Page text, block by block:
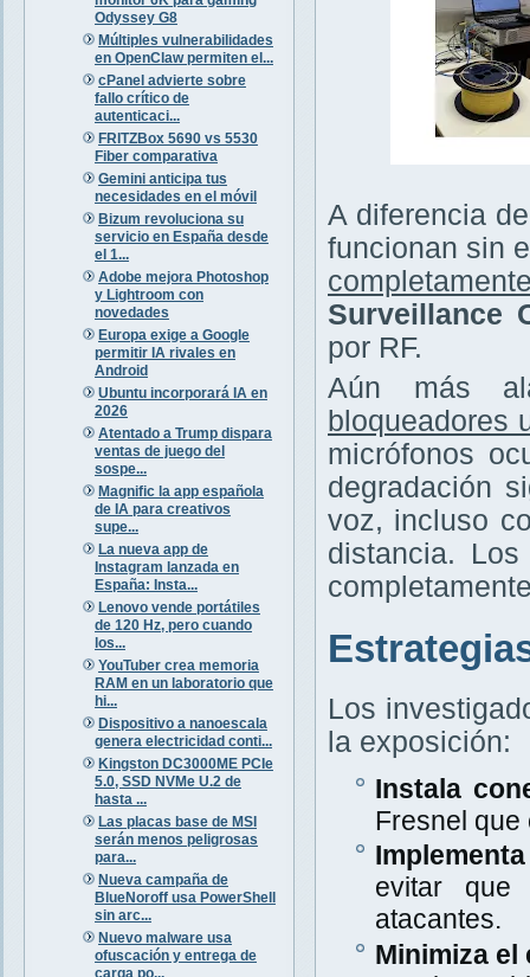
Odyssey G8
Múltiples vulnerabilidades
en OpenClaw permiten el...
cPanel advierte sobre
fallo crítico de
autenticaci...
FRITZBox 5690 vs 5530
Fiber comparativa
Gemini anticipa tus
necesidades en el móvil
Bizum revoluciona su
servicio en España desde
el 1...
Adobe mejora Photoshop
y Lightroom con
novedades
Europa exige a Google
permitir IA rivales en
Android
Ubuntu incorporará IA en
2026
Atentado a Trump dispara
ventas de juego del
sospe...
Magnific la app española
de IA para creativos
supe...
La nueva app de
Instagram lanzada en
España: Insta...
Lenovo vende portátiles
de 120 Hz, pero cuando
los...
YouTuber crea memoria
RAM en un laboratorio que
hi...
Dispositivo a nanoescala
genera electricidad conti...
Kingston DC3000ME PCIe
5.0, SSD NVMe U.2 de
hasta ...
Las placas base de MSI
serán menos peligrosas
para...
Nueva campaña de
BlueNoroff usa PowerShell
sin arc...
Nuevo malware usa
ofuscación y entrega de
carga po...
A diferencia
funcionan sin
Surveillance
por RF.
Aún más
bloqueadores
micrófonos
degradación
voz, incluso
distancia.
Los
la exposición:
Instala
Fresnel que
evitar que
atacantes.
Minimiza el